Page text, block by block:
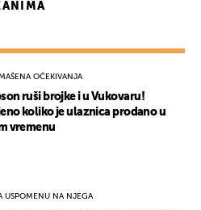
OČEKIVANJA
ruši brojke i u Vukovaru!
koliko je ulaznica prodano u
vremenu
USPOMENU NA NJEGA